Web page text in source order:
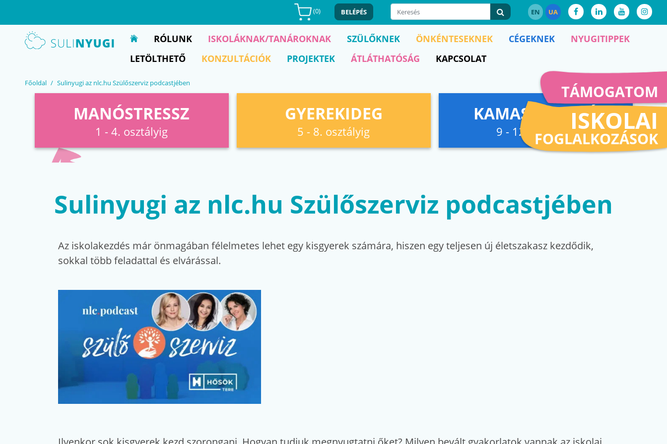
(0) BELÉPÉS EN UA
TÁMOGATOM
ISKOLAI
FOGLALKOZÁSOK
RÓLUNK ISKOLÁKNAK/TANÁROKNAK SZÜLŐKNEK ÖNKÉNTESEKNEK CÉGEKNEK
NYUGITIPPEK
LETÖLTHETŐ
KONZULTÁCIÓK PROJEKTEK ÁTLÁTHATÓSÁG KAPCSOLAT
Főoldal Sulinyugi az nlc.hu Szülőszerviz podcastjében
MANÓSTRESSZ
1 - 4. osztályig
GYEREKIDEG
5 - 8. osztályig
KAMASZFESZKÓ
9 - 12. osztályig
Sulinyugi az nlc.hu Szülőszerviz podcastjében
Az iskolakezdés már önmagában félelmetes lehet egy kisgyerek számára, hiszen egy teljesen új életszakasz kezdődik,
sokkal több feladattal és elvárással.